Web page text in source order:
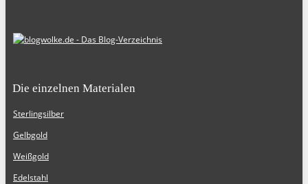
Die einzelnen Materialen
Sterlingsilber
Gelbgold
Weißgold
Edelstahl